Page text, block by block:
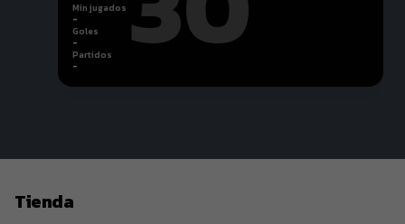
Min jugados
-
Goles
-
Partidos
-
Tienda